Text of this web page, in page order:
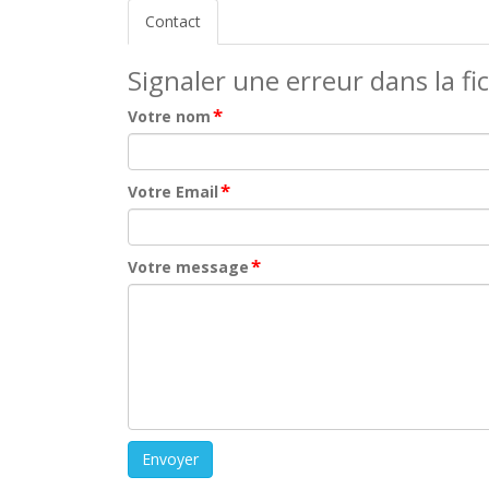
Contact
Signaler une erreur dans la
Votre nom*
Votre Email*
Votre message*